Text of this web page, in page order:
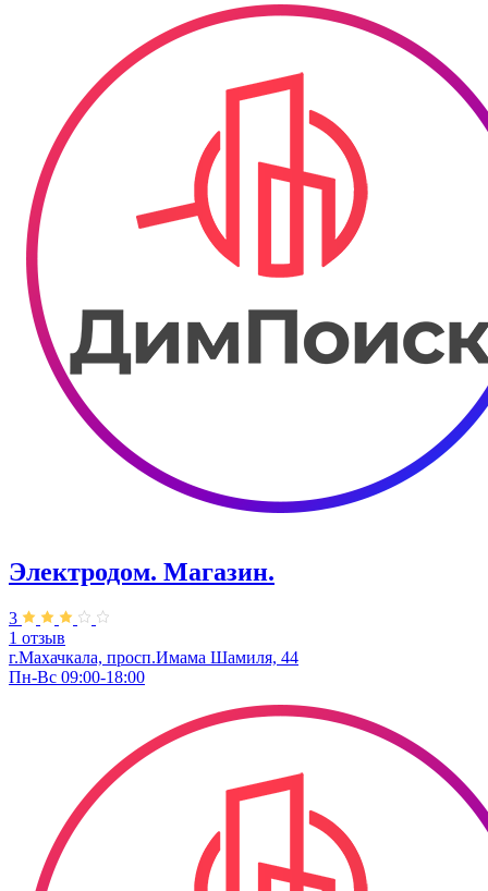
Электродом. Магазин.
3
1 отзыв
г.Махачкала, ​просп.Имама Шамиля, 44
Пн-Вс 09:00-18:00